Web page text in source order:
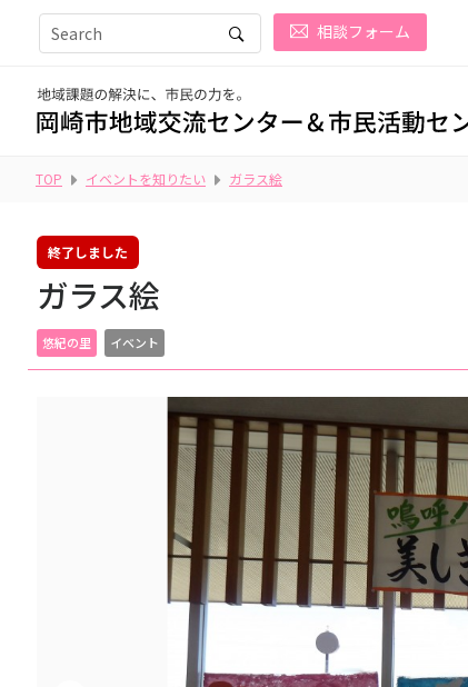
相談フォーム
TOP イベントを知りたい ガラス絵
終了しました
ガラス絵
悠紀の里 イベント